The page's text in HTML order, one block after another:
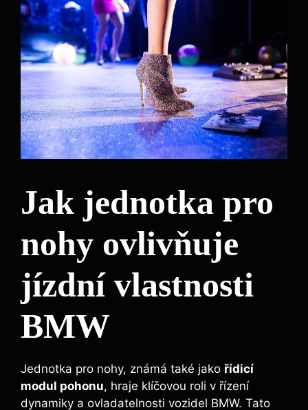
Jak jednotka pro
nohy ovlivňuje
jízdní vlastnosti
BMW
Jednotka pro nohy, známá také jako řídicí
modul pohonu, hraje klíčovou roli v řízení
dynamiky a ovladatelnosti vozidel BMW. Tato